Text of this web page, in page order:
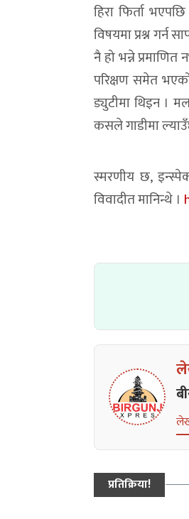
हिरा फिर्ता
विषयमा प्रश्न गर्न
नै हो भन्ने
परिक्षण समेत
ड्युटीमा थिइन ।
कसले गाडीमा
स्मरणीय छ,
विवादीत मानिन्थे ।
प्रतिक्रिया!